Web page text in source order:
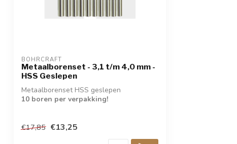
BOHRCRAFT
Metaalborenset - 3,1 t/m 4,0 mm -
HSS Geslepen
Metaalborenset HSS geslepen
10 boren per verpakking!
€17,85 €13,25